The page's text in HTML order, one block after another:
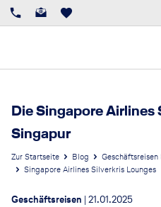
Die Singapore
Singapur
Zur Startseite Blog
Geschäftsreisen
Singapore Airlines Silverkris Lounges
Geschäftsreisen | 21.01.2025